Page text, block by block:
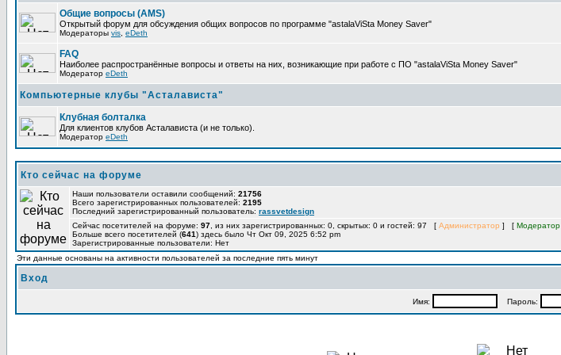
Общие вопросы (AMS)
Открытый форум для обсуждения общих вопросов по программе "astalaViSta Money Saver"
Модераторы vis eDeth
FAQ
Наиболее распространённые вопросы и ответы на них, возникающие при работе с ПО "astalaViSta Money Saver"
Модератор eDeth
Компьютерные клубы "Асталависта"
Клубная болталка
Для клиентов клубов Асталависта (и не только).
Модератор eDeth
Кто сейчас на форуме
Наши пользователи оставили сообщений: 21756
Всего зарегистрированных пользователей: 2195
Последний зарегистрированный пользователь: rassvetdesign
Сейчас посетителей на форуме: 97 , из них зарегистрированных: 0, скрытых: 0 и гостей: 97 [ Администратор ] [ Модератор
Больше всего посетителей (641) здесь было Чт Окт 09, 2025 6:52 pm
Зарегистрированные пользователи: Нет
Эти данные основаны на активности пользователей за последние пять минут
Вход
Имя: Пароль: